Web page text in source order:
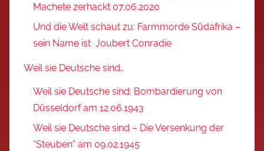
Machete zerhackt 07.06.2020
Und die Welt schaut zu: Farmmorde Südafrika –
sein Name ist Joubert Conradie
Weil sie Deutsche sind…
Weil sie Deutsche sind: Bombardierung von
Düsseldorf am 12.06.1943
Weil sie Deutsche sind – Die Versenkung der
“Steuben” am 09.02.1945